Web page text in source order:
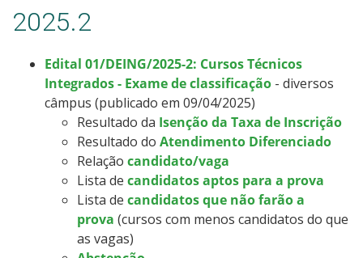
2025.2
Edital 01/DEING/2025-2: Cursos Técnicos
Integrados - Exame de classificação - diversos
câmpus (publicado em 09/04/2025)
Resultado da Isenção da Taxa de Inscrição
Resultado do Atendimento Diferenciado
Relação candidato/vaga
Lista de candidatos aptos para a prova
Lista de candidatos que não farão a
prova (cursos com menos candidatos do que
as vagas)